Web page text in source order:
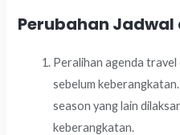
Perubahan
Peralihan agenda
sebelum
season yang lain
keberangkatan.